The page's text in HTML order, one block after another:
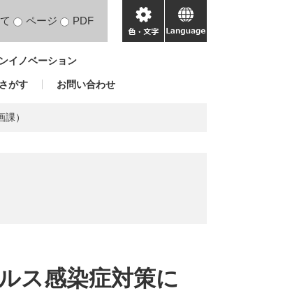
ページ PDF
色・
文
language
イノベーション
がす お問い合わせ
）
ス感染症対策に